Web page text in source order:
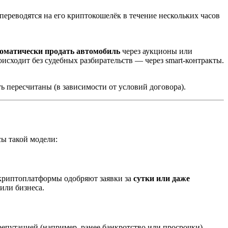
на его криптокошелёк в течение нескольких часов
продать автомобиль через аукционы или
без судебных разбирательств — через smart-контракты.
(в зависимости от условий договора).
такой модели:
одобряют заявки за сутки или даже
бизнеса.